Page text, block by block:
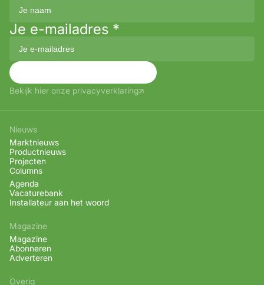
Je e-mailadres *
Bekijk hier onze privacyverklaring
Nieuws
Marktnieuws
Productnieuws
Projecten
Columns
Agenda
Vacaturebank
Installateur aan het woord
Magazine
Magazine
Abonneren
Adverteren
Overig